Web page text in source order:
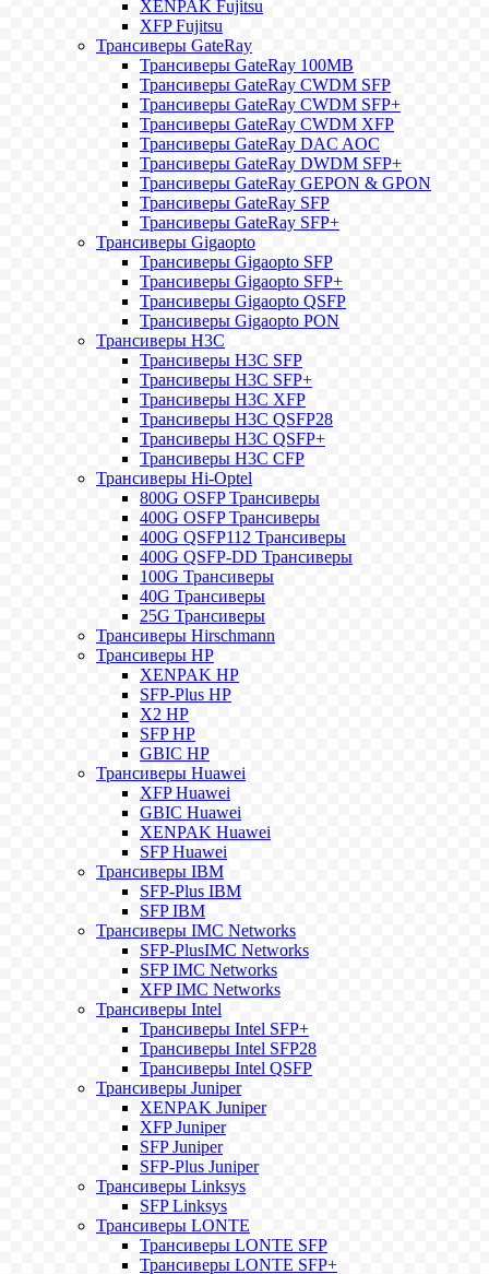
XENPAK Fujitsu
XFP Fujitsu
Трансиверы GateRay
Трансиверы GateRay 100MB
Трансиверы GateRay CWDM SFP
Трансиверы GateRay CWDM SFP+
Трансиверы GateRay CWDM XFP
Трансиверы GateRay DAC AOC
Трансиверы GateRay DWDM SFP+
Трансиверы GateRay GEPON & GPON
Трансиверы GateRay SFP
Трансиверы GateRay SFP+
Трансиверы Gigaopto
Трансиверы Gigaopto SFP
Трансиверы Gigaopto SFP+
Трансиверы Gigaopto QSFP
Трансиверы Gigaopto PON
Трансиверы H3C
Трансиверы H3C SFP
Трансиверы H3C SFP+
Трансиверы H3C XFP
Трансиверы H3C QSFP28
Трансиверы H3C QSFP+
Трансиверы H3C CFP
Трансиверы Hi-Optel
800G OSFP Трансиверы
400G OSFP Трансиверы
400G QSFP112 Трансиверы
400G QSFP-DD Трансиверы
100G Трансиверы
40G Трансиверы
25G Трансиверы
Трансиверы Hirschmann
Трансиверы HP
XENPAK HP
SFP-Plus HP
X2 HP
SFP HP
GBIC HP
Трансиверы Huawei
XFP Huawei
GBIC Huawei
XENPAK Huawei
SFP Huawei
Трансиверы IBM
SFP-Plus IBM
SFP IBM
Трансиверы IMC Networks
SFP-PlusIMC Networks
SFP IMC Networks
XFP IMC Networks
Трансиверы Intel
Трансиверы Intel SFP+
Трансиверы Intel SFP28
Трансиверы Intel QSFP
Трансиверы Juniper
XENPAK Juniper
XFP Juniper
SFP Juniper
SFP-Plus Juniper
Трансиверы Linksys
SFP Linksys
Трансиверы LONTE
Трансиверы LONTE SFP
Трансиверы LONTE SFP+